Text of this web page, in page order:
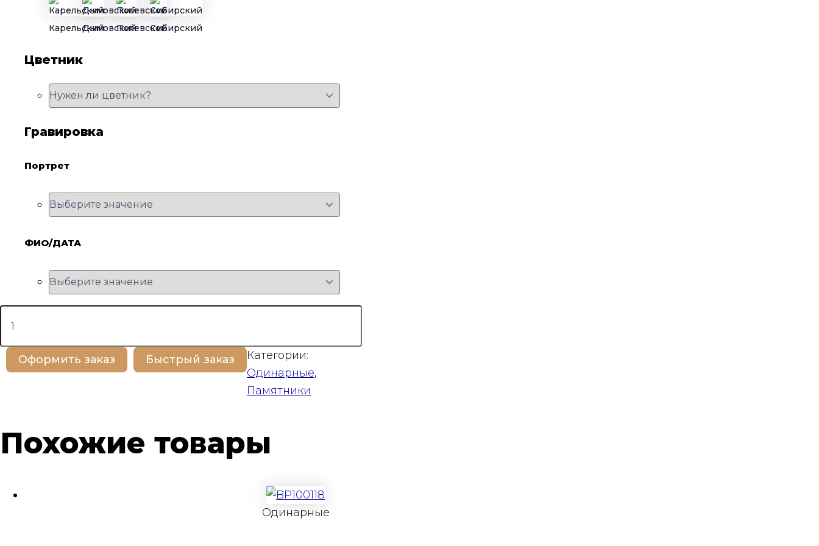
КарельскийДымовскийПолевскойСибирский
Цветник
Гравировка
Портрет
ФИО/ДАТА
Количество
товара
Оформить заказ Быстрый заказ
Категории:
Одинарные,
Памятники
Похожие товары
Одинарные